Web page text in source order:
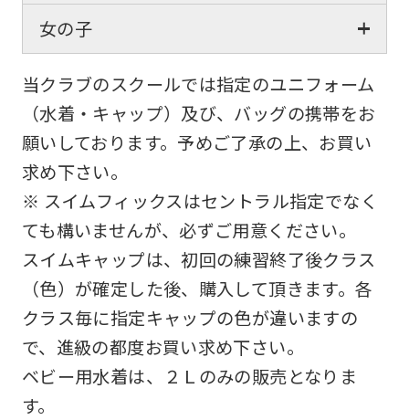
女の子
当クラブのスクールでは指定のユニフォーム
（水着・キャップ）及び、バッグの携帯をお
願いしております。予めご了承の上、お買い
求め下さい。
※ スイムフィックスはセントラル指定でなく
ても構いませんが、必ずご用意ください。
スイムキャップは、初回の練習終了後クラス
（色）が確定した後、購入して頂きます。各
クラス毎に指定キャップの色が違いますの
で、進級の都度お買い求め下さい。
ベビー用水着は、２Ｌのみの販売となりま
す。